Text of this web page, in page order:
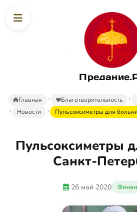
Главная Благотворительность
Новости
Пульсоксиметры для
Пульсоксиметры
Санкт-
26 май 2020